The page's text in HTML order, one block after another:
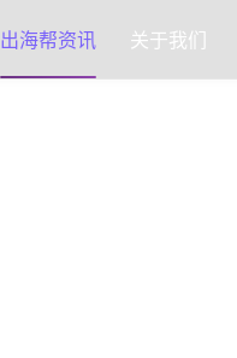
出海帮资讯 关于我们